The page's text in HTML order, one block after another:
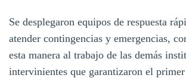
Se desplegaron equipos de respuesta
atender contingencias y emergencias,
esta manera al trabajo de las demás
intervinientes que garantizaron el